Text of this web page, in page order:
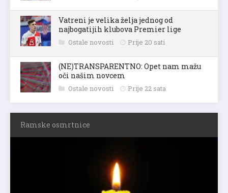
Vatreni je velika želja jednog od
najbogatijih klubova Premier lige
Ostale novosti Prije 20 sati
(NE)TRANSPARENTNO: Opet nam mažu
oči našim novcem
Ostale novosti Prije 22 sata
Ramske osmrtnice